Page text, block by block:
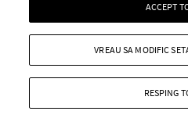
ACCEPT
RESPING
VREAU SA MODIFIC